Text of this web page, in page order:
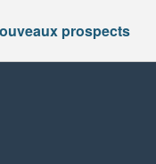
prospects